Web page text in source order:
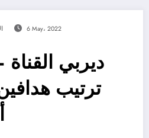
6 May، 2022
ديربي
ترتيب